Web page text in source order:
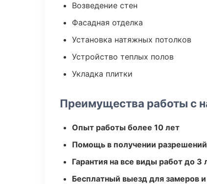
Возведение стен
Фасадная отделка
Установка натяжных потолков
Устройство теплых полов
Укладка плитки
Преимущества работы с
Опыт работы более 10 лет
Помощь в получении разрешений
Гарантия на все виды работ до 3
Бесплатный выезд для замеров